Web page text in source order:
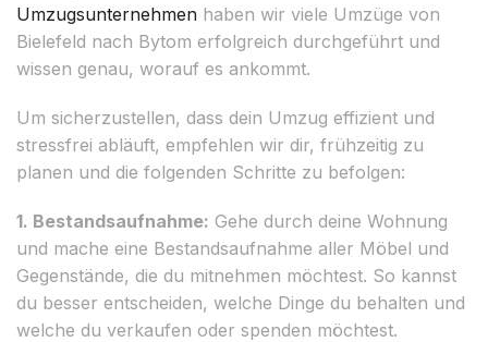
Umzugsunternehmen haben wir viele Umzüge von
Bielefeld nach Bytom erfolgreich durchgeführt und
wissen genau, worauf es ankommt.
Um sicherzustellen, dass dein Umzug effizient und
stressfrei abläuft, empfehlen wir dir, frühzeitig zu
planen und die folgenden Schritte zu befolgen:
1. Bestandsaufnahme: Gehe durch deine Wohnung
und mache eine Bestandsaufnahme aller Möbel und
Gegenstände, die du mitnehmen möchtest. So kannst
du besser entscheiden, welche Dinge du behalten und
welche du verkaufen oder spenden möchtest.